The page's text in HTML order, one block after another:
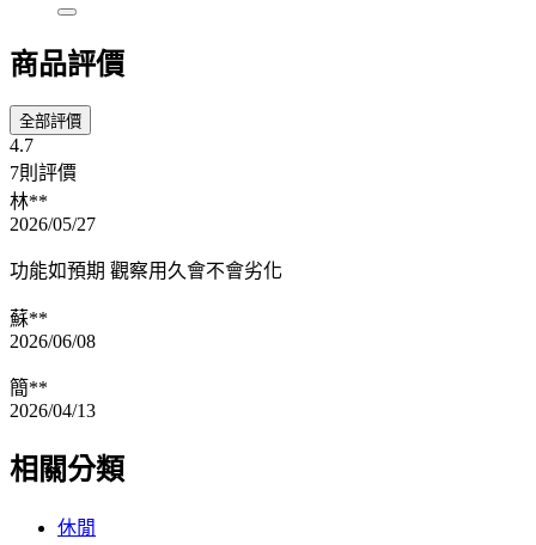
商品評價
全部評價
4.7
7則評價
林**
2026/05/27
功能如預期 觀察用久會不會劣化
蘇**
2026/06/08
簡**
2026/04/13
相關分類
休閒